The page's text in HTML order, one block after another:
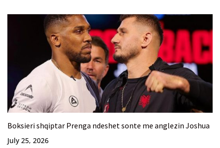
Boksieri shqiptar Prenga ndeshet sonte me anglezin Joshua
July 25, 2026